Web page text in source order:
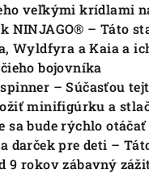
veľkými krídlami
NINJAGO® – Táto
Wyldfyra a Kaia a
bojovníka
– Súčasťou
minifigúrku a
sa bude rýchlo otáčať
darček pre deti –
9 rokov zábavný